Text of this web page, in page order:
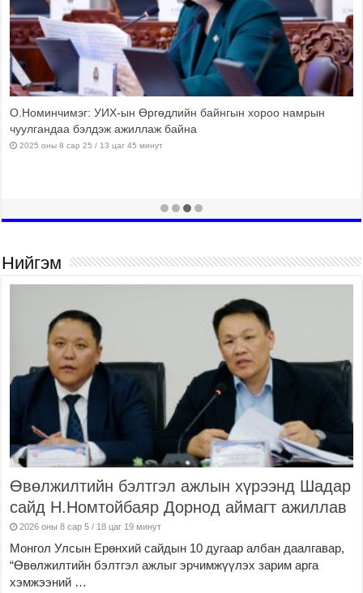
Ж.Чинбүрэн: Салбар бүрийн төлөөлөл парламентад
ажиллахын ач холбогдлыг анх таниулсан гэж боддог
2025 оны 7 сар 9 / 17 цаг 01 минут
Нийгэм
Өвөлжилтийн бэлтгэл ажлын хүрээнд Шадар
сайд Н.Номтойбаяр Дорнод аймагт ажиллав
2026 оны 8 сар 5 / 18 цаг 19 минут
Монгол Улсын Ерөнхий сайдын 10 дугаар албан даалгавар,
“Өвөлжилтийн бэлтгэл ажлыг эрчимжүүлэх зарим арга
хэмжээний …